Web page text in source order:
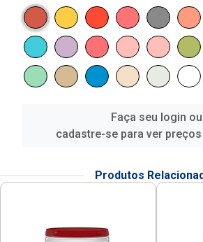
Faça seu login ou
cadastre-se para ver
Produtos